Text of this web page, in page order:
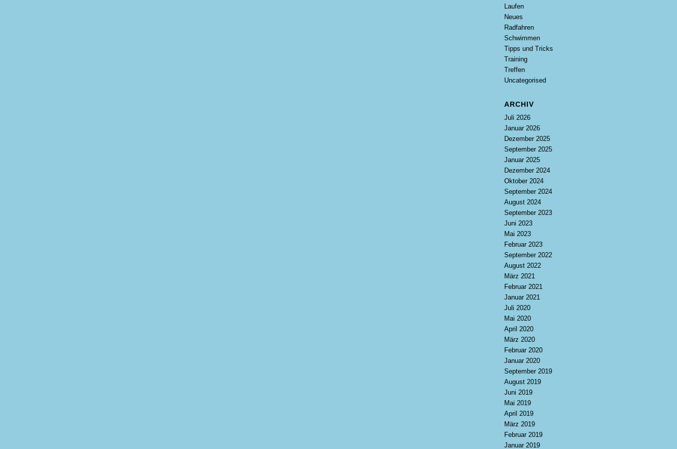
Laufen
Neues
Radfahren
Schwimmen
Tipps und Tricks
Training
Treffen
Uncategorised
ARCHIV
Juli 2026
Januar 2026
Dezember 2025
September 2025
Januar 2025
Dezember 2024
Oktober 2024
September 2024
August 2024
September 2023
Juni 2023
Mai 2023
Februar 2023
September 2022
August 2022
März 2021
Februar 2021
Januar 2021
Juli 2020
Mai 2020
April 2020
März 2020
Februar 2020
Januar 2020
September 2019
August 2019
Juni 2019
Mai 2019
April 2019
März 2019
Februar 2019
Januar 2019